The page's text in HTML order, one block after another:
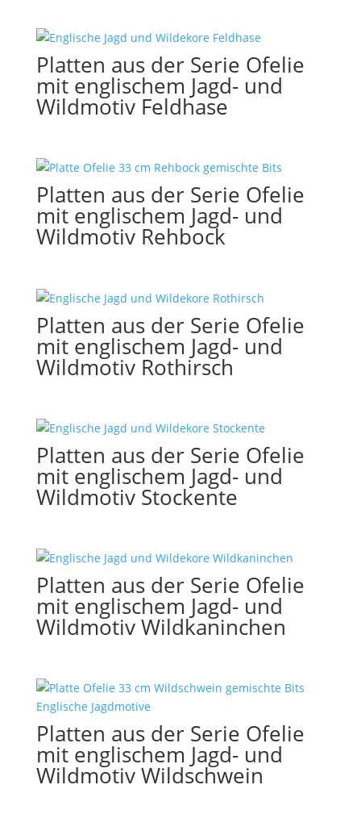
Platten aus der Serie Ofelie
mit englischem Jagd- und
Wildmotiv Feldhase
Platten aus der Serie Ofelie
mit englischem Jagd- und
Wildmotiv Rehbock
Platten aus der Serie Ofelie
mit englischem Jagd- und
Wildmotiv Rothirsch
Platten aus der Serie Ofelie
mit englischem Jagd- und
Wildmotiv Stockente
Platten aus der Serie Ofelie
mit englischem Jagd- und
Wildmotiv Wildkaninchen
Platten aus der Serie Ofelie
mit englischem Jagd- und
Wildmotiv Wildschwein